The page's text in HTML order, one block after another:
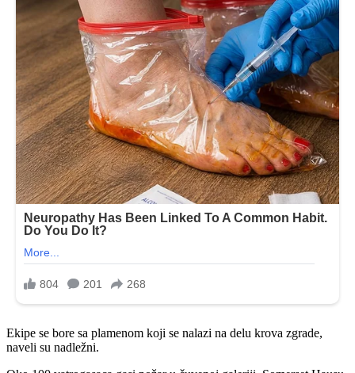
Ekipe se bore sa plamenom koji se nalazi na delu krova zgrade,
naveli su nadležni.